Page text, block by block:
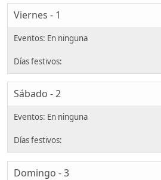
Viernes - 1
Sábado - 2
Domingo - 3